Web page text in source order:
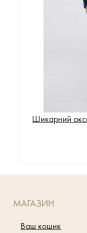
Шикарний
МАГАЗИН
Ваш кошик